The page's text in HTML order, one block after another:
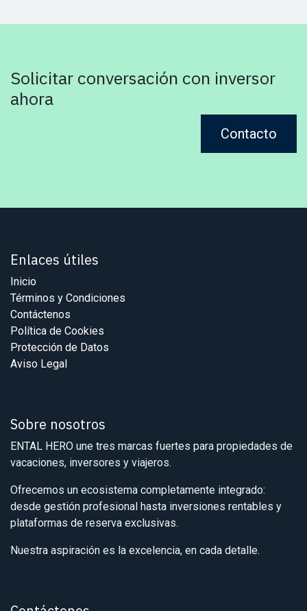
Solicitar conversación con inversor
ahora
Contacto
Enlaces útiles
Inicio
Términos y Condiciones
Contáctenos
Política de Cookies
Protección de Datos
Aviso Legal
Sobre nosotros
ENTAL HERO une tres marcas fuertes para propiedades de
vacaciones, inversores y viajeros.
Ofrecemos un ecosistema completamente integrado:
desde gestión profesional hasta inversiones rentables y
plataformas de reserva exclusivas.
Nuestra aspiración es la excelencia, en cada detalle.